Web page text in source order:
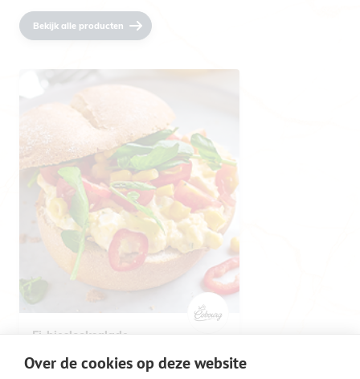
Over de cookies op deze website
Bekijk alle producten
Ei-bieslooksalade